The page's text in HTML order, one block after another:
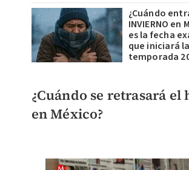
¿Cuándo
INVIERNO en
es la fecha
que iniciará la
temporada
¿Cuándo se retrasará el
en México?